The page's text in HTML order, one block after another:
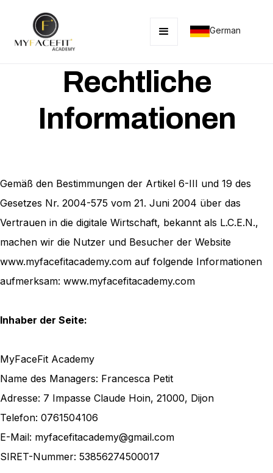
German
Rechtliche
Informationen
Gemäß den Bestimmungen der Artikel 6-III und 19 des
Gesetzes Nr. 2004-575 vom 21. Juni 2004 über das
Vertrauen in die digitale Wirtschaft, bekannt als L.C.E.N.,
machen wir die Nutzer und Besucher der Website
www.myfacefitacademy.com auf folgende Informationen
aufmerksam: www.myfacefitacademy.com
Inhaber der Seite:
MyFaceFit Academy
Name des Managers: Francesca Petit
Adresse: 7 Impasse Claude Hoin, 21000, Dijon
Telefon: 0761504106
E-Mail: myfacefitacademy@gmail.com
SIRET-Nummer: 53856274500017